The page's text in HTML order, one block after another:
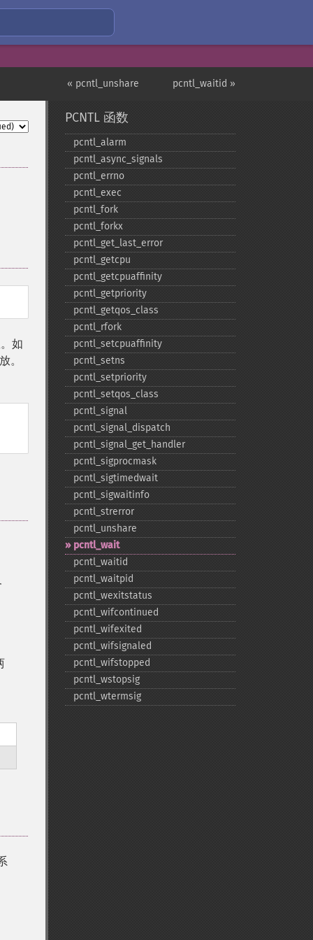
pcntl_waitid »
« pcntl_unshare
如
。
PCNTL 函数
pcntl_​alarm
pcntl_​async_​signals
pcntl_​errno
pcntl_​exec
pcntl_​fork
pcntl_​forkx
pcntl_​get_​last_​error
pcntl_​getcpu
pcntl_​getcpuaffinity
pcntl_​getpriority
pcntl_​getqos_​class
pcntl_​rfork
pcntl_​setcpuaffinity
pcntl_​setns
pcntl_​setpriority
pcntl_​setqos_​class
pcntl_​signal
pcntl_​signal_​dispatch
pcntl_​signal_​get_​handler
pcntl_​sigprocmask
pcntl_​sigtimedwait
pcntl_​sigwaitinfo
pcntl_​strerror
pcntl_​unshare
pcntl_​wait
pcntl_​waitid
pcntl_​waitpid
pcntl_​wexitstatus
pcntl_​wifcontinued
pcntl_​wifexited
pcntl_​wifsignaled
pcntl_​wifstopped
pcntl_​wstopsig
pcntl_​wtermsig